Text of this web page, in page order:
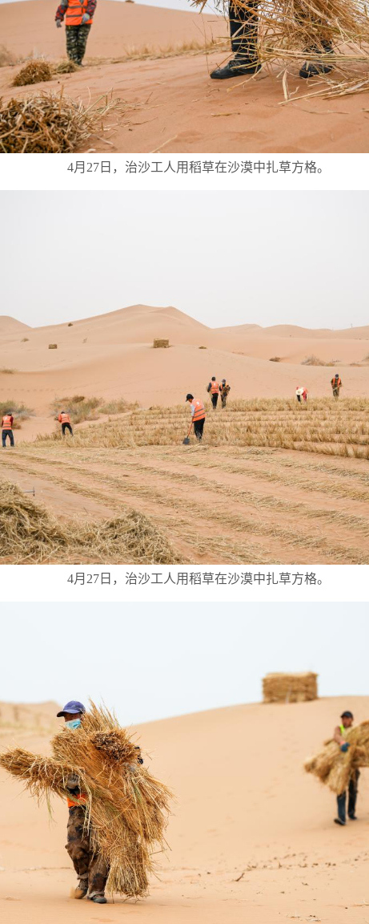
4月27日，治沙工人用稻草在沙漠中扎草方格。
4月27日，治沙工人用稻草在沙漠中扎草方格。